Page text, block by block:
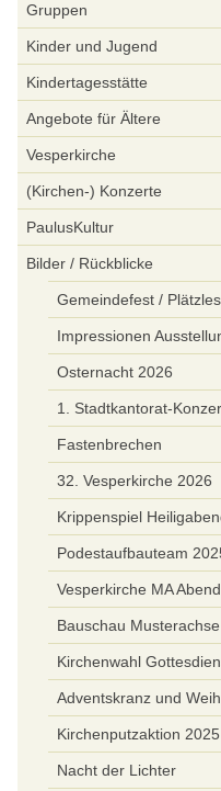
Gruppen
Kinder und Jugend
Kindertagesstätte
Angebote für Ältere
Vesperkirche
(Kirchen-) Konzerte
PaulusKultur
Bilder / Rückblicke
Gemeindefest /
Impressionen
Osternacht 2026
1. Stadtkantorat-
Fastenbrechen
32. Vesperkirche 2026
Krippenspiel
Podestaufbauteam
Vesperkirche MA
Bauschau
Kirchenwahl
Adventskranz und
Kirchenputzaktion 2025
Nacht der Lichter